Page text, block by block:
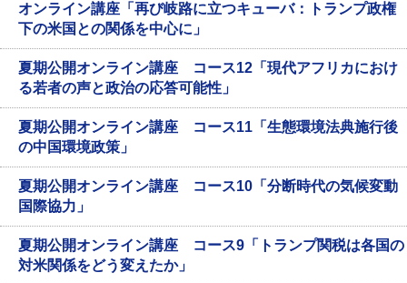
オンライン講座「再び岐路に立つキューバ：トランプ政権
下の米国との関係を中心に」
夏期公開オンライン講座 コース12「現代アフリカにおけ
る若者の声と政治の応答可能性」
夏期公開オンライン講座 コース11「生態環境法典施行後
の中国環境政策」
夏期公開オンライン講座 コース10「分断時代の気候変動
国際協力」
夏期公開オンライン講座 コース9「トランプ関税は各国の
対米関係をどう変えたか」